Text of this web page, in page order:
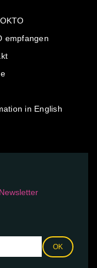
empfangen
in English
OK